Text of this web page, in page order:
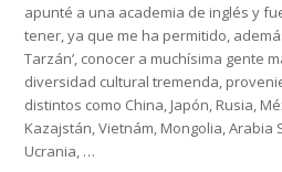
apunté a una academia de inglés y
tener, ya que me ha permitido,
Tarzán’, conocer a muchísima gente
diversidad cultural tremenda,
distintos como China, Japón, Rusia,
Kazajstán, Vietnám, Mongolia, Arabia
Ucrania, …